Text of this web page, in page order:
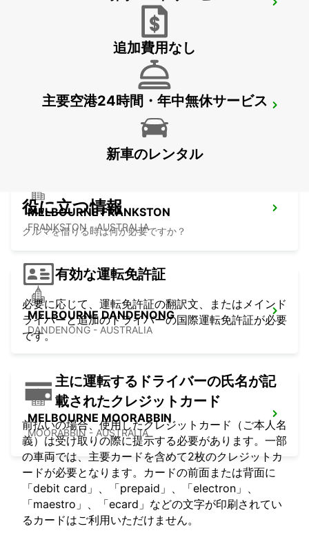
HOBART AIRPORT
CAMBRIDGE - AUSTRALIA
MELBOURNE FRANKSTON
FRANKSTON - AUSTRALIA
MELBOURNE DANDENONG
DANDENONG - AUSTRALIA
MELBOURNE MOORABBIN
MOORABBIN - AUSTRALIA
追加費用なし
主要空港24時間・年中無休サービス
新車のレンタル
役に立つ情報
クルマを借りる時は何が必要ですか？
有効な運転免許証
必要に応じて、運転免許証の翻訳文、またはメインド
ライバーと追加のドライバーの国際運転免許証が必要
です。
主に運転するドライバーの氏名が記
載されたクレジットカード
前払いの場合、使用したクレジットカード（ご本人名
義）は受け取りの際に提示する必要があります。一部
の車両では、主要カードを含めて2枚のクレジットカ
ードが必要となります。カードの前面または背面に
「debit card」、「prepaid」、「electron」、
「maestro」、「ecard」などの文字が印刷されてい
るカードはご利用いただけません。